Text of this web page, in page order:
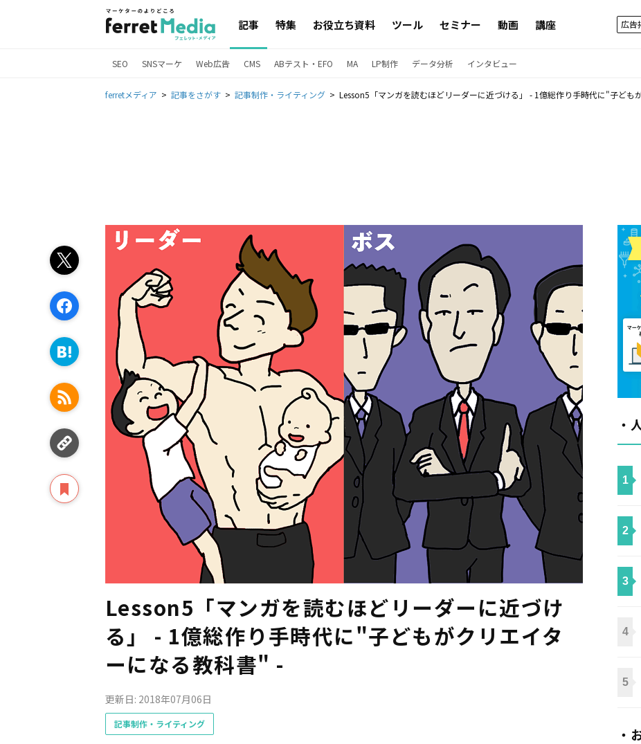
記事 特集 お役立ち資料 ツール セミナー 動画 講座 広告
SEO SNSマーケ Web広告 CMS ABテスト・EFO MA LP制作 データ分析 インタビュー
ferretメディア 記事をさがす 記事制作・ライティング Lesson5「マンガを読むほどリーダーに近づける」 - 1億総作り手時代に"子ども
Lesson5「マンガを読むほどリーダーに近づけ
る」 - 1億総作り手時代に"子どもがクリエイタ
ーになる教科書" -
更新日: 2018年07月06日
記事制作・ライティング
・
・